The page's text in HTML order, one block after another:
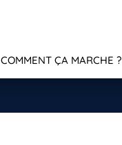
COMMENT ÇA MARCHE ?